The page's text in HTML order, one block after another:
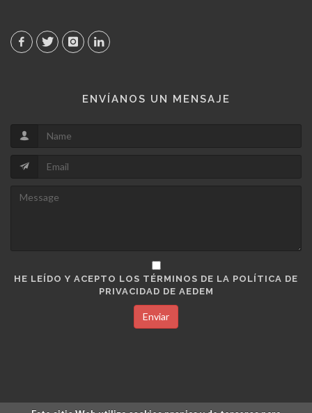
ENVÍANOS UN MENSAJE
HE LEÍDO Y ACEPTO LOS TÉRMINOS DE LA POLÍTICA DE
PRIVACIDAD DE AEDEM
Enviar